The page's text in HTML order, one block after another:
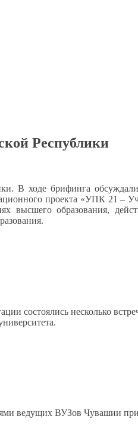
Республики
В ходе брифинга
проекта «УПК 21 –
высшего образования,
состоялись несколько
ведущих ВУЗов Чувашии